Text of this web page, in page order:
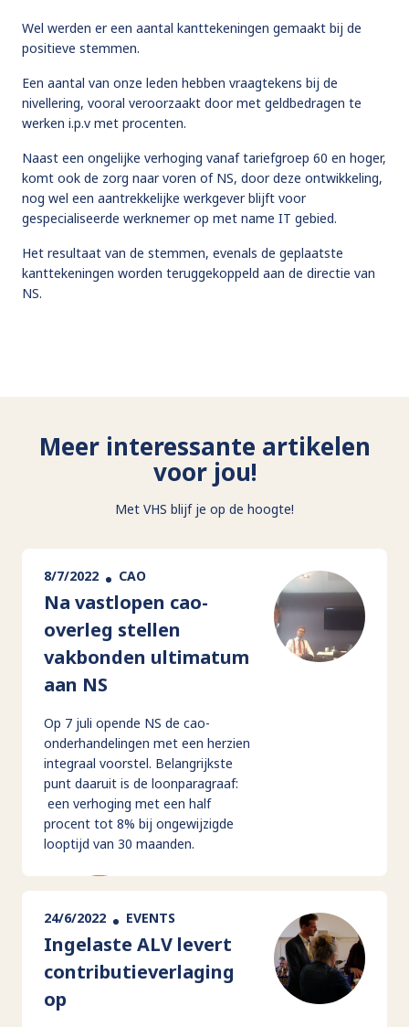
Wel werden er een aantal kanttekeningen gemaakt bij de
positieve stemmen.
Een aantal van onze leden hebben vraagtekens bij de
nivellering, vooral veroorzaakt door met geldbedragen te
werken i.p.v met procenten.
Naast een ongelijke verhoging vanaf tariefgroep 60 en hoger,
komt ook de zorg naar voren of NS, door deze ontwikkeling,
nog wel een aantrekkelijke werkgever blijft voor
gespecialiseerde werknemer op met name IT gebied.
Het resultaat van de stemmen, evenals de geplaatste
kanttekeningen worden teruggekoppeld aan de directie van
NS.
Meer interessante artikelen
voor jou!
Met VHS blijf je op de hoogte!
8/7/2022 CAO
Na vastlopen cao-
overleg stellen
vakbonden ultimatum
aan NS
Op 7 juli opende NS de cao-
onderhandelingen met een herzien
integraal voorstel. Belangrijkste
punt daaruit is de loonparagraaf:
een verhoging met een half
procent tot 8% bij ongewijzigde
looptijd van 30 maanden.
24/6/2022 EVENTS
Ingelaste ALV levert
contributieverlaging
op